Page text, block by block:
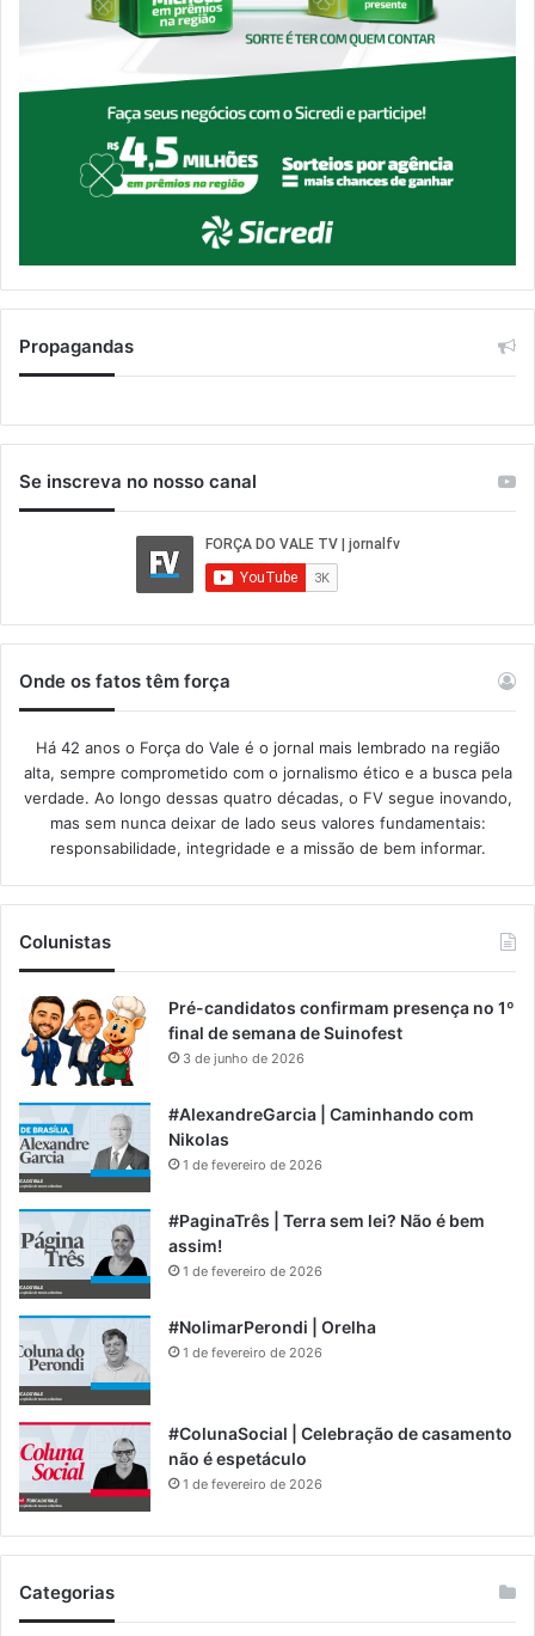
Propagandas
Se inscreva no nosso canal
Onde os fatos têm força
Há 42 anos o Força do Vale é o jornal mais lembrado na região
alta, sempre comprometido com o jornalismo ético e a busca pela
verdade. Ao longo dessas quatro décadas, o FV segue inovando,
mas sem nunca deixar de lado seus valores fundamentais:
responsabilidade, integridade e a missão de bem informar.​
Colunistas
Pré-candidatos confirmam presença no 1º
final de semana de Suinofest
3 de junho de 2026
#AlexandreGarcia | Caminhando com
Nikolas
1 de fevereiro de 2026
#PaginaTrês | Terra sem lei? Não é bem
assim!
1 de fevereiro de 2026
#NolimarPerondi | Orelha
1 de fevereiro de 2026
#ColunaSocial | Celebração de casamento
não é espetáculo
1 de fevereiro de 2026
Categorias